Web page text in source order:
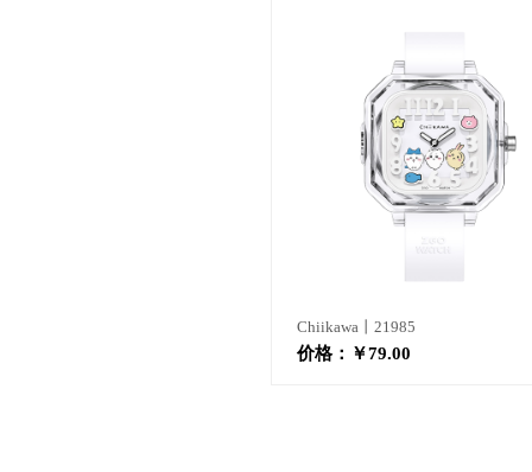
Chiikawa丨21985
价格： ￥79.00